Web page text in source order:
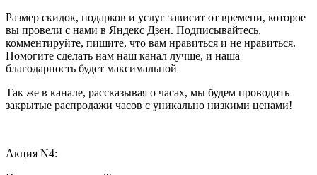
Размер скидок, подарков и услуг зависит от времени, которое
вы провели с нами в Яндекс Дзен. Подписывайтесь,
комментируйте, пишите, что вам нравиться и не нравиться.
Помогите сделать нам наш канал лучше, и наша
благодарность будет максимальной
Так же в канале, рассказывая о часах, мы будем проводить
закрытые распродажи часов с уникально низкими ценами!
Акция N4: